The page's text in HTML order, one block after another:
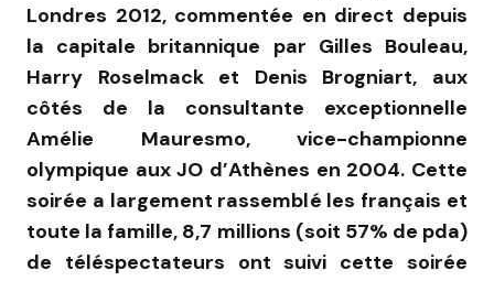
Londres 2012, commentée en direct depuis
la capitale britannique par Gilles Bouleau,
Harry Roselmack et Denis Brogniart, aux
côtés de la consultante exceptionnelle
Amélie Mauresmo, vice-championne
olympique aux JO d’Athènes en 2004. Cette
soirée a largement rassemblé les français et
toute la famille, 8,7 millions (soit 57% de pda)
de téléspectateurs ont suivi cette soirée